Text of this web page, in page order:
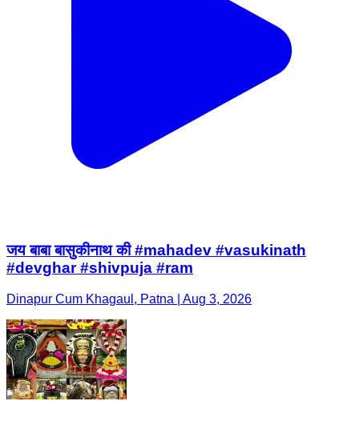
जय बाबा बासुकीनाथ की #mahadev #vasukinath
#devghar #shivpuja #ram
Dinapur Cum Khagaul, Patna | Aug 3, 2026